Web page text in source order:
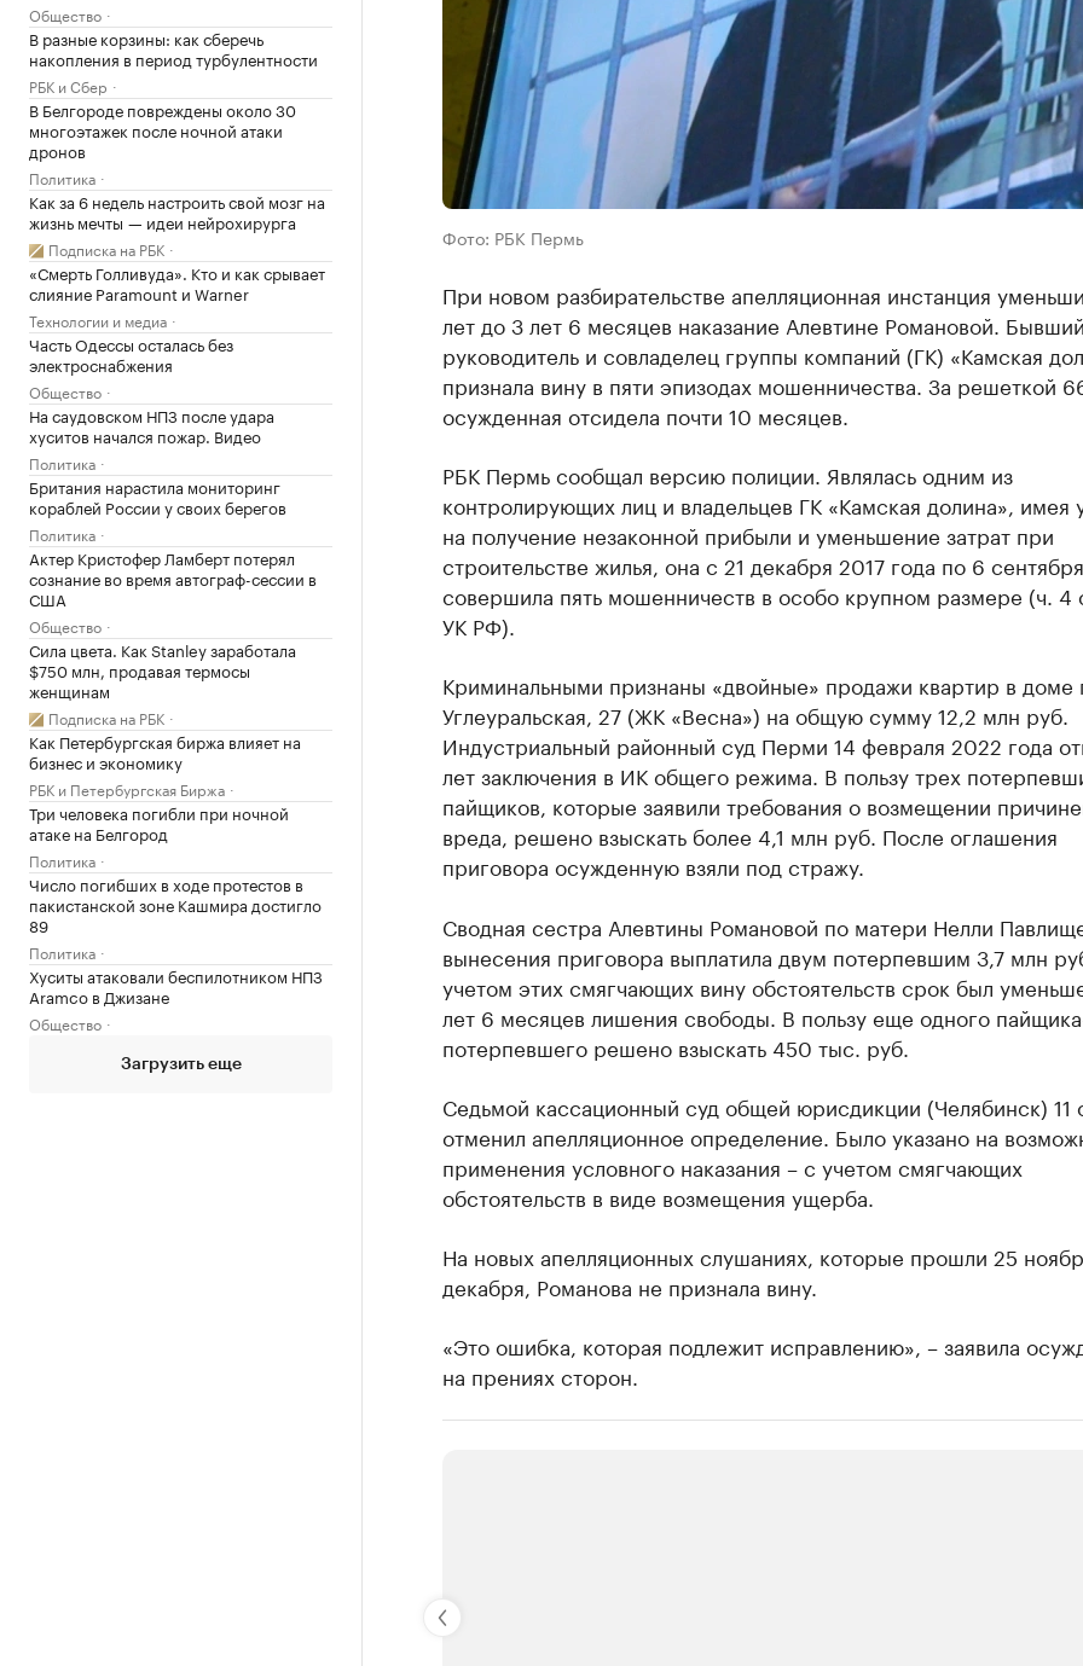
Общество
В разные корзины: как сберечь
накопления в период турбулентности
РБК и Сбер
В Белгороде повреждены около 30
многоэтажек после ночной атаки
дронов
Политика
Как за 6 недель настроить свой мозг на
жизнь мечты — идеи нейрохирурга
Подписка на РБК
«Смерть Голливуда». Кто и как срывает
слияние Paramount и Warner
Технологии и медиа
Часть Одессы осталась без
электроснабжения
Общество
На саудовском НПЗ после удара
хуситов начался пожар. Видео
Политика
Британия нарастила мониторинг
кораблей России у своих берегов
Политика
Актер Кристофер Ламберт потерял
сознание во время автограф-сессии в
США
Общество
Сила цвета. Как Stanley заработала
$750 млн, продавая термосы
женщинам
Подписка на РБК
Как Петербургская биржа влияет на
бизнес и экономику
РБК и Петербургская Биржа
Три человека погибли при ночной
атаке на Белгород
Политика
Число погибших в ходе протестов в
пакистанской зоне Кашмира достигло
89
Политика
Хуситы атаковали беспилотником НПЗ
Aramco в Джизане
Общество
Загрузить еще
Фото: РБК Пермь
При новом разбирательстве апелляционная инстанция
лет до 3 лет 6 месяцев наказание Алевтине Романовой. Бывший
руководитель и совладелец группы компаний (ГК) «Камская
признала вину в пяти эпизодах мошенничества. За решеткой
осужденная отсидела почти 10 месяцев.
РБК Пермь сообщал версию полиции. Являлась одним из
контролирующих лиц и владельцев ГК «Камская долина», имея
на получение незаконной прибыли и уменьшение затрат при
строительстве жилья, она с 21 декабря 2017 года по 6
совершила пять мошенничеств в особо крупном размере (ч. 4
УК РФ).
Криминальными признаны «двойные» продажи квартир в доме
Углеуральская, 27 (ЖК «Весна») на общую сумму 12,2 млн руб.
Индустриальный районный суд Перми 14 февраля 2022 года
лет заключения в ИК общего режима. В пользу трех
пайщиков, которые заявили требования о возмещении
вреда, решено взыскать более 4,1 млн руб. После оглашения
приговора осужденную взяли под стражу.
Сводная сестра Алевтины Романовой по матери Нелли
вынесения приговора выплатила двум потерпевшим 3,7 млн
учетом этих смягчающих вину обстоятельств срок был
лет 6 месяцев лишения свободы. В пользу еще одного
потерпевшего решено взыскать 450 тыс. руб.
Седьмой кассационный суд общей юрисдикции (Челябинск) 11
отменил апелляционное определение. Было указано на
применения условного наказания – с учетом смягчающих
обстоятельств в виде возмещения ущерба.
На новых апелляционных слушаниях, которые прошли 25
декабря, Романова не признала вину.
«Это ошибка, которая подлежит исправлению», – заявила
на прениях сторон.